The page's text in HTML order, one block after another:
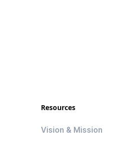
Resources
Vision & Mission